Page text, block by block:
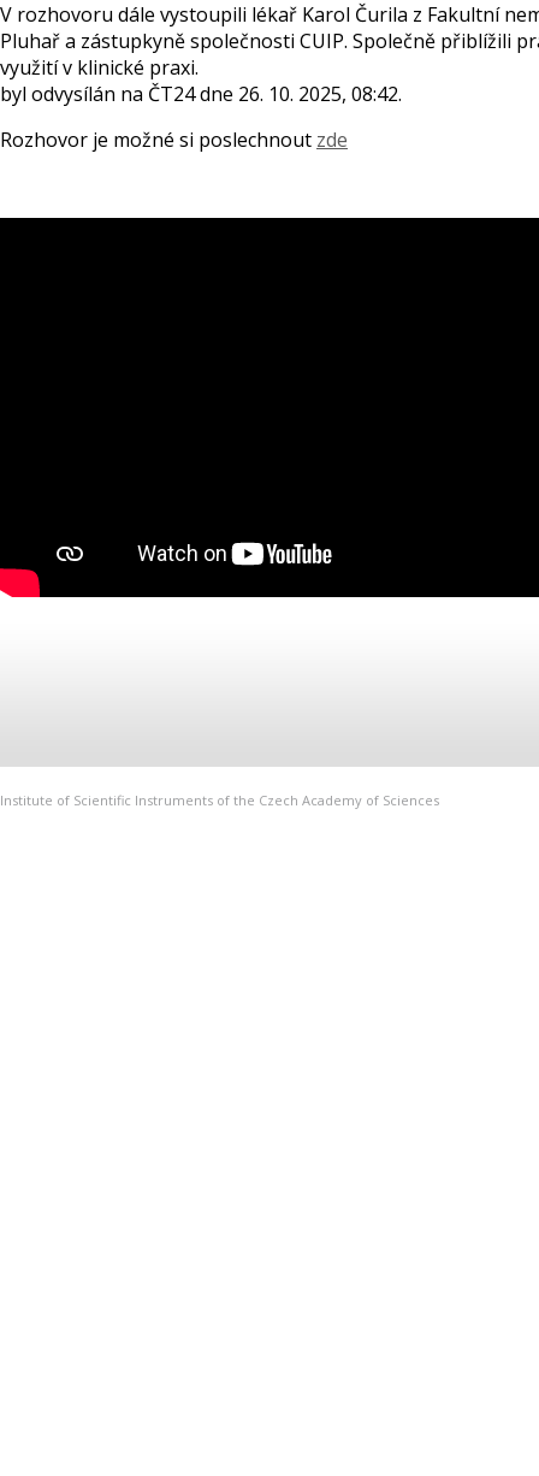
V rozhovoru dále vystoupili lékař Karol Čurila z Fakultní
Pluhař a zástupkyně společnosti CUIP. Společně přiblížili
využití v klinické praxi.
byl odvysílán na ČT24 dne 26. 10. 2025, 08:42.
Rozhovor je možné si poslechnout zde
Institute of Scientific Instruments of the Czech Academy of Sciences